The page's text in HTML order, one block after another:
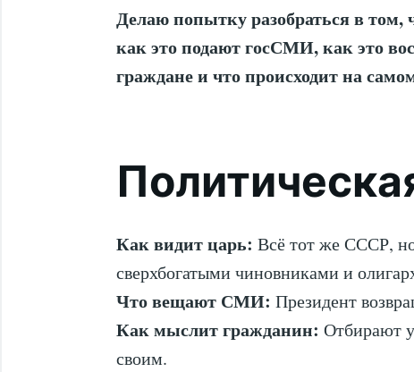
Делаю попытку разобраться в том,
как это подают госСМИ, как это
граждане и что происходит на
Как видит царь: Всё тот же СССР,
сверхбогатыми чиновниками и
Что вещают СМИ: Президент
Как мыслит гражданин: Отбирают
своим.